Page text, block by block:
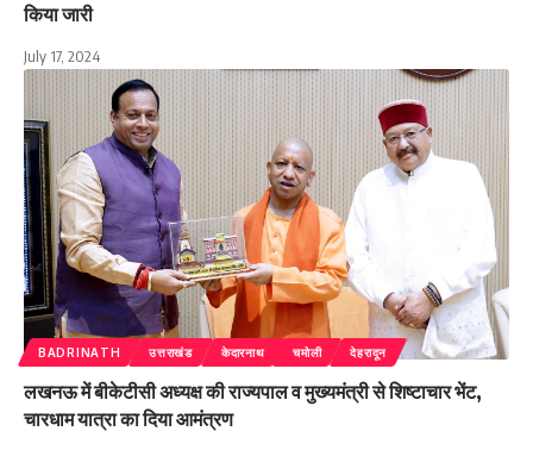
किया जारी
July 17, 2024
BADRINATH उत्तराखंड केदारनाथ चमोली देहरादून
लखनऊ में बीकेटीसी अध्यक्ष की राज्यपाल व मुख्यमंत्री से शिष्टाचार भेंट,
चारधाम यात्रा का दिया आमंत्रण